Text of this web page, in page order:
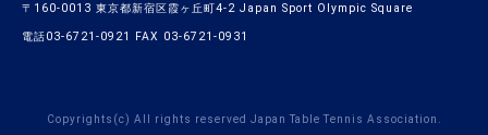
〒160-0013 東京都新宿区霞ヶ丘町4-2 Japan Sport Olympic Square
電話03-6721-0921 FAX 03-6721-0931
Copyrights(c) All rights reserved Japan Table Tennis Association.